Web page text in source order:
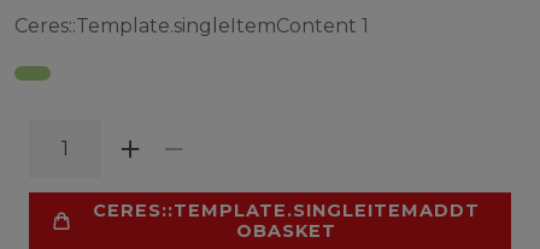
Ceres::Template.singleItemContent 1
CERES::TEMPLATE.SINGLEITEMADDT
OBASKET